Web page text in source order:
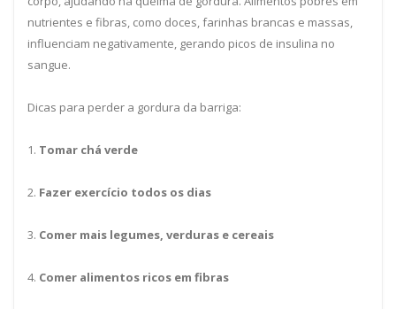
nutrientes e fibras, como doces, farinhas brancas e massas,
influenciam negativamente, gerando picos de insulina no
sangue.
Dicas para perder a gordura da barriga:
1. Tomar chá verde
2. Fazer exercício todos os dias
3. Comer mais legumes, verduras e cereais
4. Comer alimentos ricos em fibras